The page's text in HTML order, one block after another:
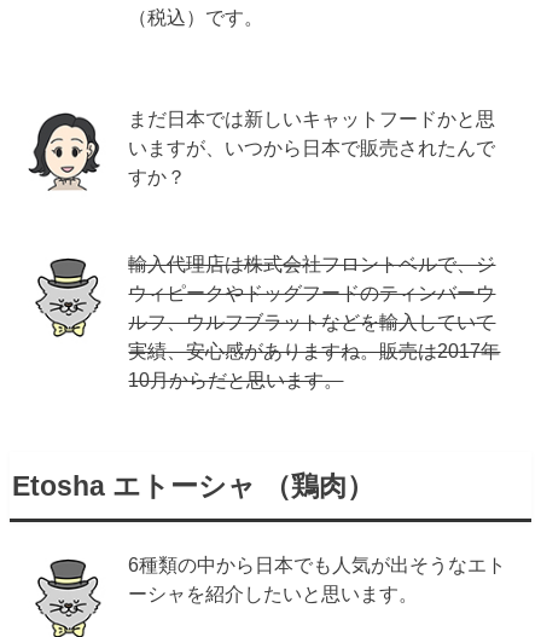
（税込）です。
まだ日本では新しいキャットフードかと思
いますが、いつから日本で販売されたんで
すか？
輸入代理店は株式会社フロントベルで、ジ
ウィピークやドッグフードのティンバーウ
ルフ、ウルフブラットなどを輸入していて
実績、安心感がありますね。販売は2017年
10月からだと思います。
Etosha エトーシャ （鶏肉）
6種類の中から日本でも人気が出そうなエト
ーシャを紹介したいと思います。